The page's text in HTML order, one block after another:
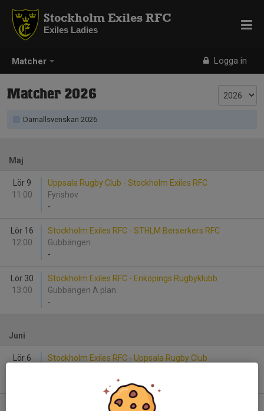
Matcher Logga in
Stockholm Exiles RFC
Exiles Ladies
Matcher 2026
Damallsvenskan 2026
Maj
Lör 9
11:00
Uppsala Rugby Club - Stockholm Exiles RFC
Fyrishov
-
Lör 16
12:00
Stockholm Exiles RFC - STHLM Berserkers RFC
Gubbängen
-
Lör 30
13:00
Stockholm Exiles RFC - Enköpings Rugbyklubb
Gubbängen A plan
-
Juni
Lör 6
Stockholm Exiles RFC - Uppsala Rugby Club
TBC (Semifinal 2) - Stockholm Exiles RFC